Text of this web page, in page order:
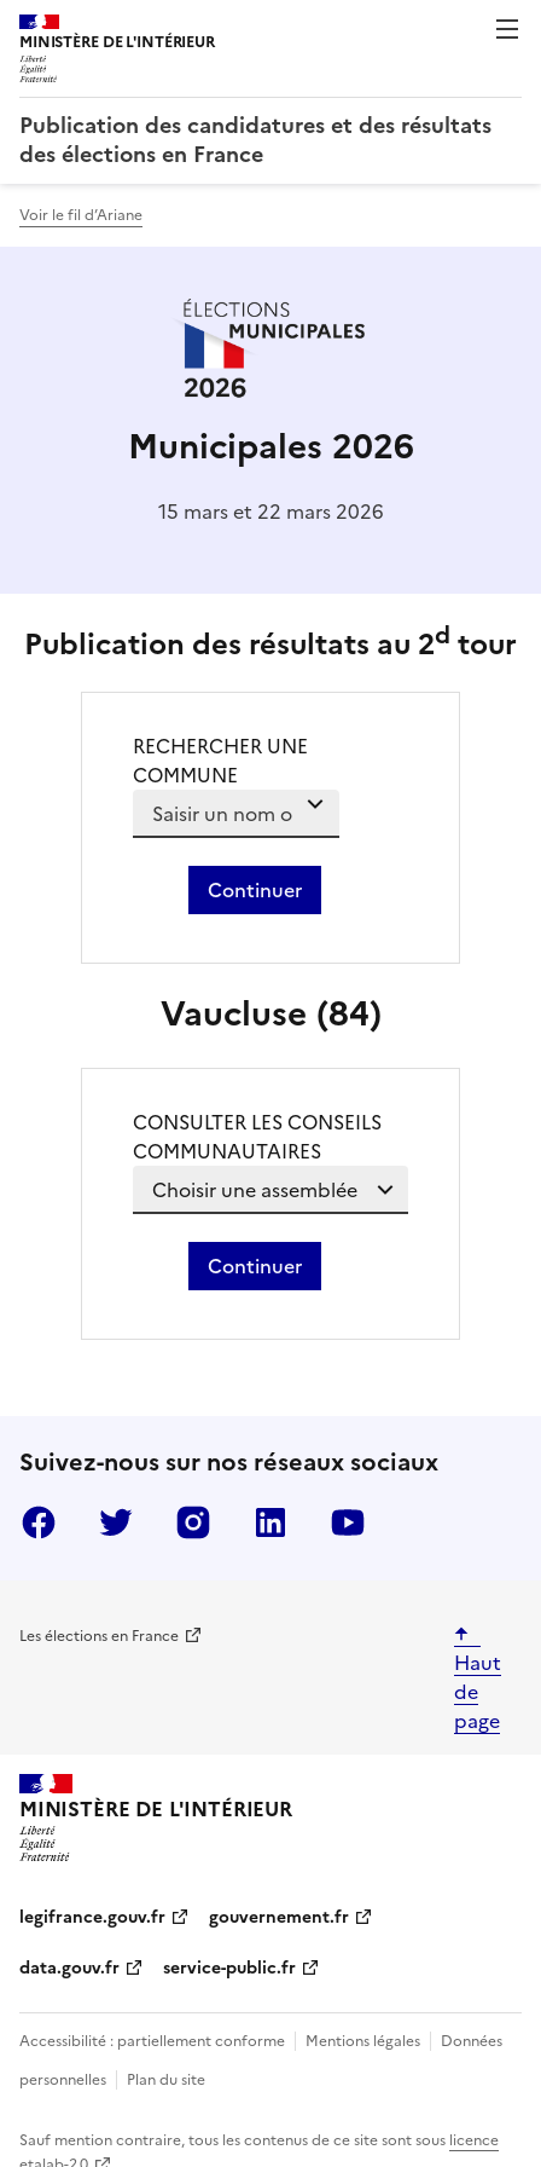
MINISTÈRE DE L'INTÉRIEUR
Publication des candidatures et des résultats
des élections en France
Voir le fil d’Ariane
Municipales 2026
15 mars et 22 mars 2026
Publication des résultats au 2d tour
RECHERCHER UNE
COMMUNE
Des suggestions apparaissent au fur et à
Liste de suggestions de
Continuer
Vaucluse (84)
CONSULTER LES CONSEILS
COMMUNAUTAIRES
Continuer
Suivez-nous sur nos réseaux sociaux
Facebook Twitter InstragramLinkedIn
Les élections en France
Haut
de
page
MINISTÈRE DE L'INTÉRIEUR
legifrance.gouv.fr
gouvernement.fr
data.gouv.fr
service-public.fr
Accessibilité : partiellement conforme Mentions légales
Données
personnelles
Plan du site
Sauf mention contraire, tous les contenus de ce site sont sous licence